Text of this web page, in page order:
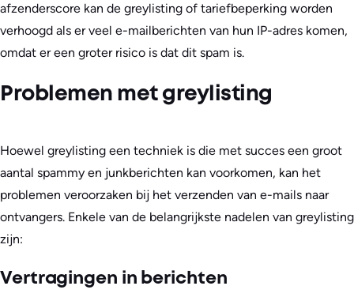
afzenderscore kan de greylisting of tariefbeperking worden
verhoogd als er veel e-mailberichten van hun IP-adres komen,
omdat er een groter risico is dat dit spam is.
Problemen met greylisting
Hoewel greylisting een techniek is die met succes een groot
aantal spammy en junkberichten kan voorkomen, kan het
problemen veroorzaken bij het verzenden van e-mails naar
ontvangers. Enkele van de belangrijkste nadelen van greylisting
zijn:
Vertragingen in berichten